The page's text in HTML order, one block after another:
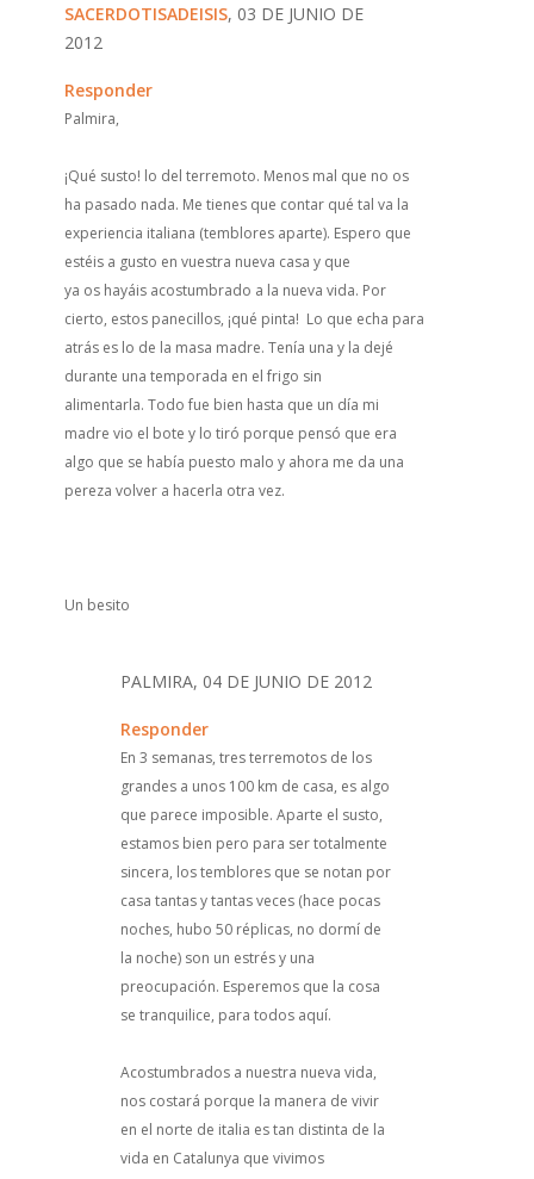
SACERDOTISADEISIS, 03 DE JUNIO DE
2012
Responder
Palmira,
¡Qué susto! lo del terremoto. Menos mal que no os
ha pasado nada. Me tienes que contar qué tal va la
experiencia italiana (temblores aparte). Espero que
estéis a gusto en vuestra nueva casa y que
ya os hayáis acostumbrado a la nueva vida. Por
cierto, estos panecillos, ¡qué pinta! Lo que echa para
atrás es lo de la masa madre. Tenía una y la dejé
durante una temporada en el frigo sin
alimentarla. Todo fue bien hasta que un día mi
madre vio el bote y lo tiró porque pensó que era
algo que se había puesto malo y ahora me da una
pereza volver a hacerla otra vez.
Un besito
PALMIRA, 04 DE JUNIO DE 2012
Responder
En 3 semanas, tres terremotos de los
grandes a unos 100 km de casa, es algo
que parece imposible. Aparte el susto,
estamos bien pero para ser totalmente
sincera, los temblores que se notan por
casa tantas y tantas veces (hace pocas
noches, hubo 50 réplicas, no dormí de
la noche) son un estrés y una
preocupación. Esperemos que la cosa
se tranquilice, para todos aquí.
Acostumbrados a nuestra nueva vida,
nos costará porque la manera de vivir
en el norte de italia es tan distinta de la
vida en Catalunya que vivimos